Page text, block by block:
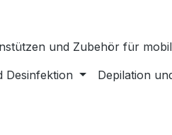
und Zubehör für
Desinfektion Depilation